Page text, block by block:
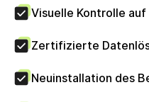
Visuelle Kontrolle auf
Zertifizierte
Neuinstallation des